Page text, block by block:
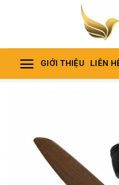
dung
GIỚI THIỆU LIÊN